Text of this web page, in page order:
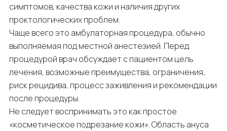
симптомов, качества кожи и наличия других
проктологических проблем.
Чаще всего это амбулаторная процедура, обычно
выполняемая под местной анестезией. Перед
процедурой врач обсуждает с пациентом цель
лечения, возможные преимущества, ограничения,
риск рецидива, процесс заживления и рекомендации
после процедуры.
Не следует воспринимать это как простое
«косметическое подрезание кожи». Область ануса